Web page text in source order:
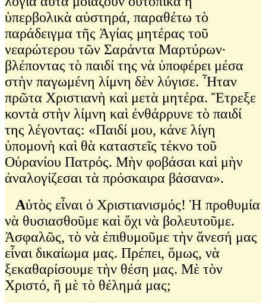
ὑπερβολικὰ αὐστηρά, παραθέτω τὸ
παράδειγμα τῆς Ἁγίας μητέρας τοῦ
νεαρώτερου τῶν Σαράντα Μαρτύρων∙
βλέποντας τὸ παιδί της νὰ ὑποφέρει μέσα
στὴν παγωμένη λίμνη δὲν λύγισε. Ἦταν
πρῶτα Χριστιανὴ καὶ μετὰ μητέρα. Ἔτρεξε
κοντὰ στὴν λίμνη καὶ ἐνθάρρυνε τὸ παιδί
της λέγοντας: «Παιδί μου, κάνε λίγη
ὑπομονὴ καὶ θὰ καταστεῖς τέκνο τοῦ
Οὐρανίου Πατρός. Μὴν φοβάσαι καὶ μὴν
ἀναλογίζεσαι τὰ πρόσκαιρα βάσανα».
Αὐτὸς εἶναι ὁ Χριστιανισμός! Ἡ προθυμία
νὰ θυσιασθοῦμε καὶ ὄχι νὰ βολευτοῦμε.
Ἀσφαλῶς, τὸ νὰ ἐπιθυμοῦμε τὴν ἄνεσή μας
εἶναι δικαίωμα μας. Πρέπει, ὅμως, νὰ
ξεκαθαρίσουμε τὴν θέση μας. Μὲ τὸν
Χριστό, ἤ μὲ τὸ θέλημά μας;